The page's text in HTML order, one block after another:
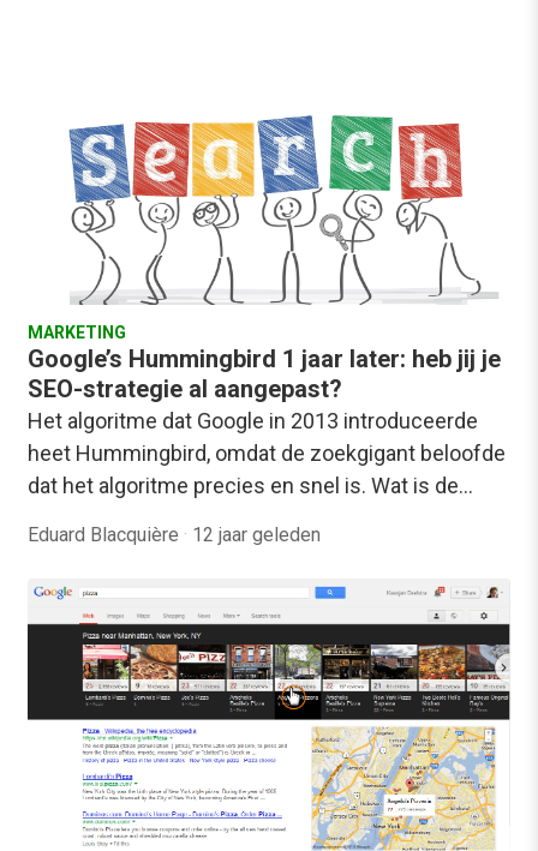
MARKETING
Google’s Hummingbird 1 jaar later: heb jij je
SEO-strategie al aangepast?
Het algoritme dat Google in 2013 introduceerde
heet Hummingbird, omdat de zoekgigant beloofde
dat het algoritme precies en snel is. Wat is de…
Eduard Blacquière · 12 jaar geleden